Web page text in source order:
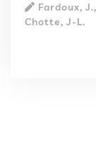
Fardoux,
Chotte, J-L.